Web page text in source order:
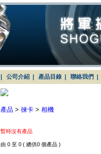
公司介紹 產品目錄 聯絡我們
產品 > 徠卡 > 相機
暫時沒有產品
由 0 至 0 ( 總供0 個產品 )